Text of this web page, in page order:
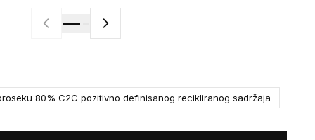
80% C2C pozitivno definisanog recikliranog sadržaja